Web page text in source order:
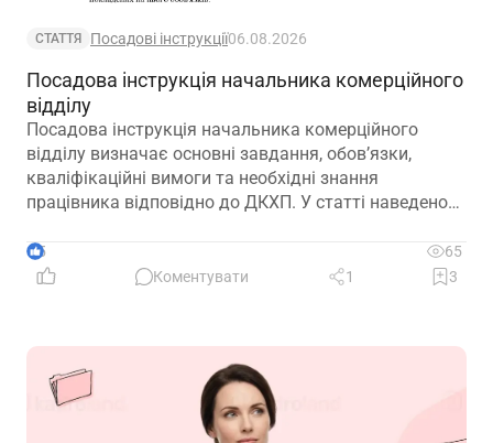
СТАТТЯ Посадові інструкції06.08.2026
Посадова інструкція начальника комерційного
відділу
Посадова інструкція начальника комерційного
відділу визначає основні завдання, обов’язки,
кваліфікаційні вимоги та необхідні знання
працівника відповідно до ДКХП. У статті наведено
до особливостей діяльності підприємства.
5
65
Коментувати
1 3